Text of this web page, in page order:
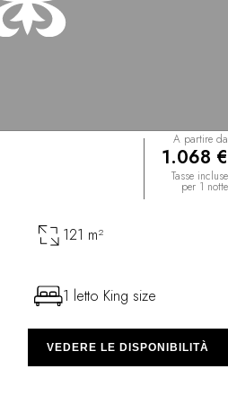
A partire da
1.068 €
Tasse incluse
per 1 notte
121 m²
1 letto King size
VEDERE LE DISPONIBILITÀ